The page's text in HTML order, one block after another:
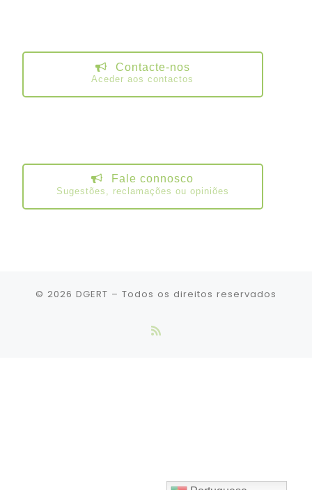
Contacte-nos
Aceder aos contactos
Fale connosco
Sugestões, reclamações ou opiniões
© 2026 DGERT – Todos os direitos reservados